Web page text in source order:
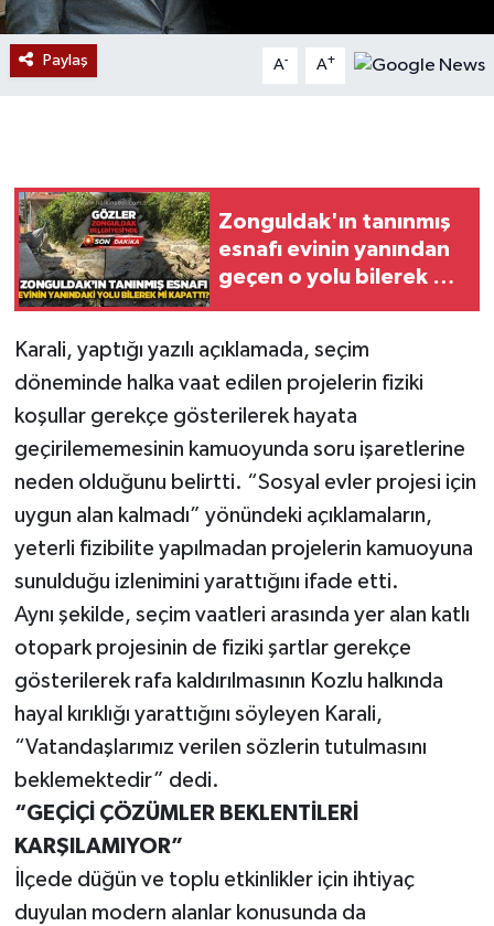
Paylaş A- A+
Zonguldak'ın tanınmış
esnafı evinin yanından
geçen o yolu bilerek mi
Karali, yaptığı yazılı açıklamada, seçim
döneminde halka vaat edilen projelerin fiziki
koşullar gerekçe gösterilerek hayata
geçirilememesinin kamuoyunda soru işaretlerine
neden olduğunu belirtti. “Sosyal evler projesi için
uygun alan kalmadı” yönündeki açıklamaların,
yeterli fizibilite yapılmadan projelerin kamuoyuna
sunulduğu izlenimini yarattığını ifade etti.
Aynı şekilde, seçim vaatleri arasında yer alan katlı
otopark projesinin de fiziki şartlar gerekçe
gösterilerek rafa kaldırılmasının Kozlu halkında
hayal kırıklığı yarattığını söyleyen Karali,
“Vatandaşlarımız verilen sözlerin tutulmasını
beklemektedir” dedi.
“GEÇİÇİ ÇÖZÜMLER BEKLENTİLERİ
KARŞILAMIYOR”
İlçede düğün ve toplu etkinlikler için ihtiyaç
duyulan modern alanlar konusunda da
Eğitim
Gökçebey
GÜNDEM
Kilimli
Kültür - Sanat
MAGAZİN
Politika
Resmi İlan
Röportaj
Sağlık
SİYASET
Spor
Ulusal